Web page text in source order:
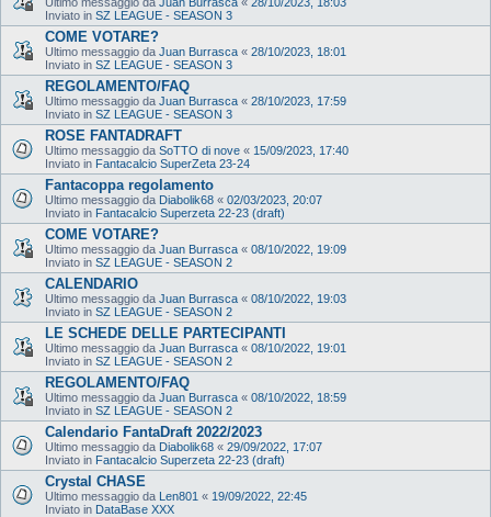
Inviato in SZ LEAGUE - SEASON 3
COME VOTARE?
Ultimo messaggio da Juan Burrasca « 28/10/2023, 18:01
Inviato in SZ LEAGUE - SEASON 3
REGOLAMENTO/FAQ
Ultimo messaggio da Juan Burrasca « 28/10/2023, 17:59
Inviato in SZ LEAGUE - SEASON 3
ROSE FANTADRAFT
Ultimo messaggio da SoTTO di nove « 15/09/2023, 17:40
Inviato in Fantacalcio SuperZeta 23-24
Fantacoppa regolamento
Ultimo messaggio da Diabolik68 « 02/03/2023, 20:07
Inviato in Fantacalcio Superzeta 22-23 (draft)
COME VOTARE?
Ultimo messaggio da Juan Burrasca « 08/10/2022, 19:09
Inviato in SZ LEAGUE - SEASON 2
CALENDARIO
Ultimo messaggio da Juan Burrasca « 08/10/2022, 19:03
Inviato in SZ LEAGUE - SEASON 2
LE SCHEDE DELLE PARTECIPANTI
Ultimo messaggio da Juan Burrasca « 08/10/2022, 19:01
Inviato in SZ LEAGUE - SEASON 2
REGOLAMENTO/FAQ
Ultimo messaggio da Juan Burrasca « 08/10/2022, 18:59
Inviato in SZ LEAGUE - SEASON 2
Calendario FantaDraft 2022/2023
Ultimo messaggio da Diabolik68 « 29/09/2022, 17:07
Inviato in Fantacalcio Superzeta 22-23 (draft)
Crystal CHASE
Ultimo messaggio da Len801 « 19/09/2022, 22:45
Inviato in DataBase XXX